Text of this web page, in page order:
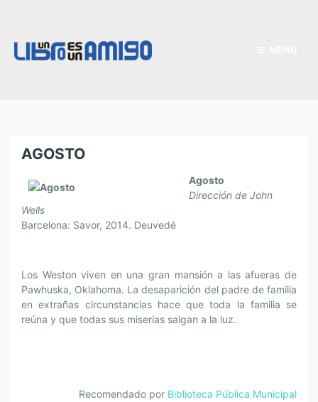
AGOSTO
Agosto
Dirección de John
Wells
Barcelona: Savor, 2014. Deuvedé
Los Weston viven en una gran mansión a las afueras de
Pawhuska, Oklahoma. La desaparición del padre de familia
en extrañas circunstancias hace que toda la familia se
reúna y que todas sus miserias salgan a la luz.
Recomendado por Biblioteca Pública Municipal